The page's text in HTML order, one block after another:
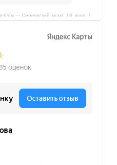
— Сернурский тракт, 13, корп. 1